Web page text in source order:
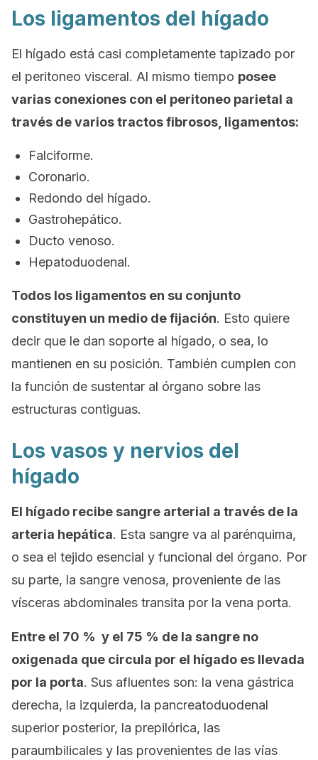
Los ligamentos del hígado
El hígado está casi completamente tapizado por
el peritoneo visceral. Al mismo tiempo posee
varias conexiones con el peritoneo parietal a
través de varios tractos fibrosos, ligamentos:
Falciforme.
Coronario.
Redondo del hígado.
Gastrohepático.
Ducto venoso.
Hepatoduodenal.
Todos los ligamentos en su conjunto
constituyen un medio de fijación. Esto quiere
decir que le dan soporte al hígado, o sea, lo
mantienen en su posición. También cumplen con
la función de sustentar al órgano sobre las
estructuras contiguas.
Los vasos y nervios del
hígado
El hígado recibe sangre arterial a través de la
arteria hepática. Esta sangre va al parénquima,
o sea el tejido esencial y funcional del órgano. Por
su parte, la sangre venosa, proveniente de las
vísceras abdominales transita por la vena porta.
Entre el 70 % y el 75 % de la sangre no
oxigenada que circula por el hígado es llevada
por la porta. Sus afluentes son: la vena gástrica
derecha, la izquierda, la pancreatoduodenal
superior posterior, la prepilórica, las
paraumbilicales y las provenientes de las vías